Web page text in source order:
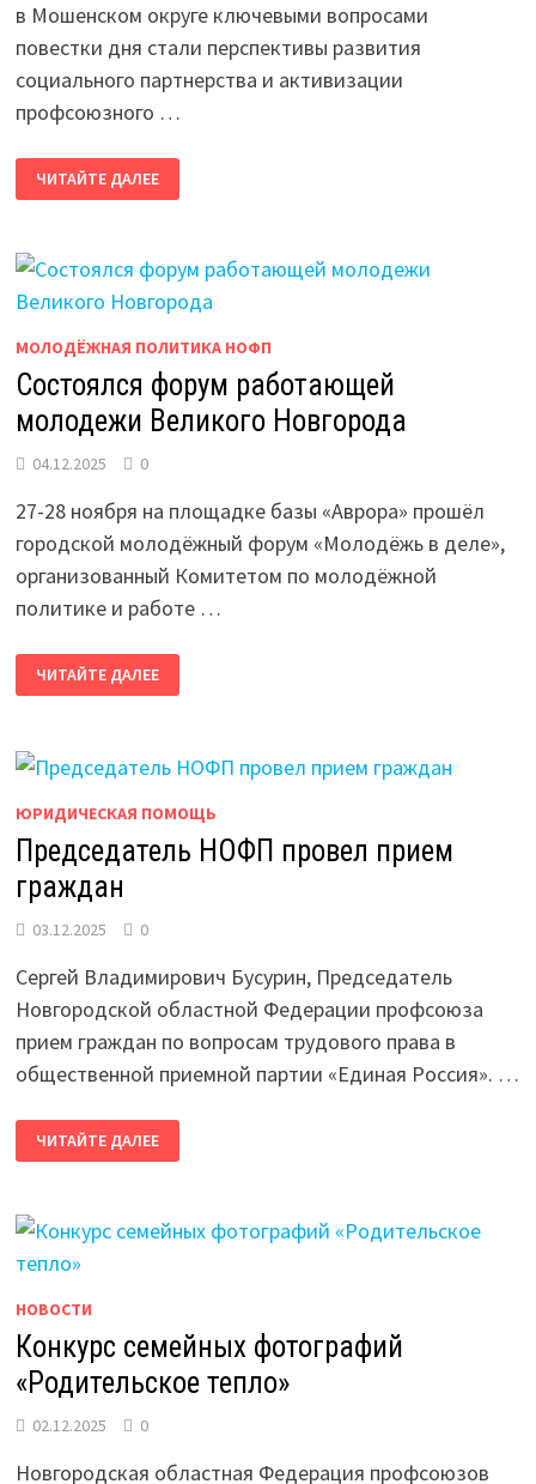
в Мошенском округе ключевыми вопросами
повестки дня стали перспективы развития
социального партнерства и активизации
профсоюзного …
РАЗВИТИЕ
СОЦИАЛЬНОГО
ПАРТНЕРСТВА
ДВИЖЕНИЯ
В
ОКРУГЕ
ЧИТАЙТЕ ДАЛЕЕ
МОЛОДЁЖНАЯ ПОЛИТИКА НОФП
Состоялся форум работающей
молодежи Великого Новгорода
04.12.2025 0
27-28 ноября на площадке базы «Аврора» прошёл
городской молодёжный форум «Молодёжь в деле»,
организованный Комитетом по молодёжной
политике и работе …
СОСТОЯЛСЯ
ФОРУМ
РАБОТАЮЩЕЙ
ЧИТАЙТЕ ДАЛЕЕ
ЮРИДИЧЕСКАЯ ПОМОЩЬ
Председатель НОФП провел прием
граждан
03.12.2025 0
Сергей Владимирович Бусурин, Председатель
Новгородской областной Федерации профсоюза
прием граждан по вопросам трудового права в
общественной приемной партии «Единая Россия». …
ПРЕДСЕДАТЕЛЬ
НОФП
ПРОВЕЛ
ЧИТАЙТЕ ДАЛЕЕ
НОВОСТИ
Конкурс семейных фотографий
«Родительское тепло»
02.12.2025 0
Новгородская областная Федерация профсоюзов